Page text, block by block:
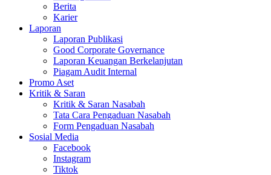
Berita
Karier
Laporan
Laporan Publikasi
Good Corporate Governance
Laporan Keuangan Berkelanjutan
Piagam Audit Internal
Promo Aset
Kritik & Saran
Kritik & Saran Nasabah
Tata Cara Pengaduan Nasabah
Form Pengaduan Nasabah
Sosial Media
Facebook
Instagram
Tiktok